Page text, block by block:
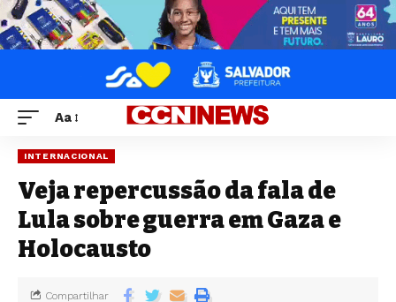
Aa
INTERNACIONAL
Veja repercussão da fala de
Lula sobre guerra em Gaza e
Holocausto
Compartilhar